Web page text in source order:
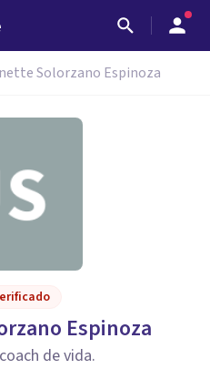
Solorzano Espinoza
Espinoza
de vida.